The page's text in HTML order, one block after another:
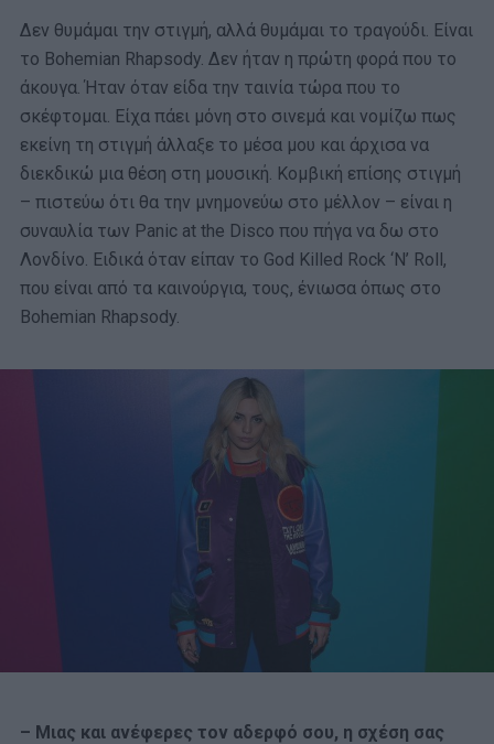
Δεν θυμάμαι την στιγμή, αλλά θυμάμαι το τραγούδι. Είναι
το Bohemian Rhapsody. Δεν ήταν η πρώτη φορά που το
άκουγα. Ήταν όταν είδα την ταινία τώρα που το
σκέφτομαι. Είχα πάει μόνη στο σινεμά και νομίζω πως
εκείνη τη στιγμή άλλαξε το μέσα μου και άρχισα να
διεκδικώ μια θέση στη μουσική. Κομβική επίσης στιγμή
– πιστεύω ότι θα την μνημονεύω στο μέλλον – είναι η
συναυλία των Panic at the Disco που πήγα να δω στο
Λονδίνο. Ειδικά όταν είπαν το God Killed Rock ‘N’ Roll,
που είναι από τα καινούργια, τους, ένιωσα όπως στο
Bohemian Rhapsody.
– Μιας και ανέφερες τον αδερφό σου, η σχέση σας